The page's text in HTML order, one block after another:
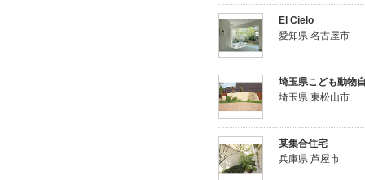
El Cielo
愛知県 名古屋市
埼玉県こども動物
埼玉県 東松山市
某集合住宅
兵庫県 芦屋市